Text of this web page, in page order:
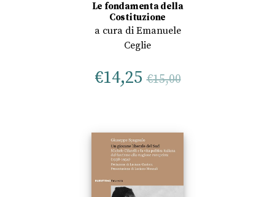
Le fondamenta della
Costituzione
a cura di Emanuele
Ceglie
€14,25 €15,00